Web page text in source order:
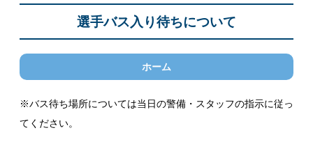
選手バス入り待ちについて
ホーム
※バス待ち場所については当日の警備・スタッフの指示に従っ
てください。